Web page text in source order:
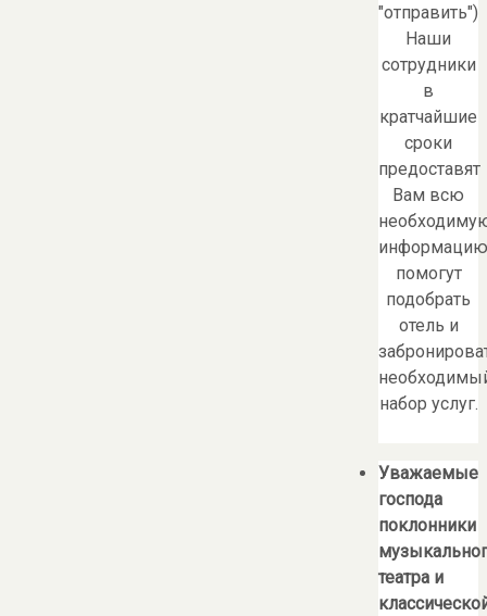
"отправить")
Наши
сотрудники
в
кратчайшие
сроки
предоставят
Вам всю
помогут
подобрать
отель и
набор услуг.
Уважаемые
господа
поклонники
театра и